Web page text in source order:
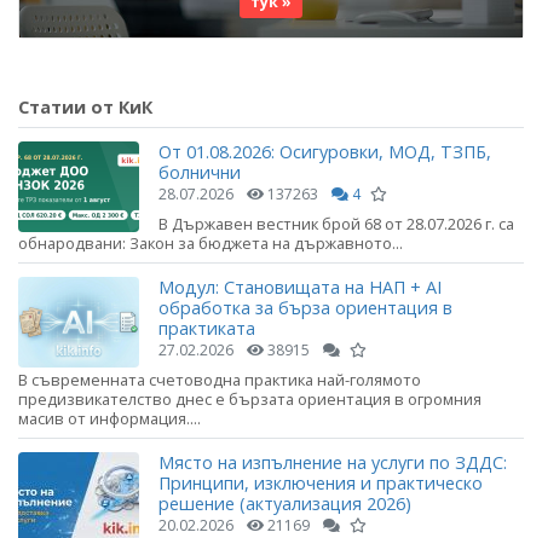
Статии от КиК
От 01.08.2026: Осигуровки, МОД, ТЗПБ,
болнични
28.07.2026 137263 4
В Държавен вестник брой 68 от 28.07.2026 г. са
обнародвани: Закон за бюджета на държавното...
Модул: Становищата на НАП + AI
обработка за бърза ориентация в
практиката
27.02.2026 38915
В съвременната счетоводна практика най-голямото
предизвикателство днес е бързата ориентация в огромния
масив от информация....
Място на изпълнение на услуги по ЗДДС:
Принципи, изключения и практическо
решение (актуализация 2026)
20.02.2026 21169